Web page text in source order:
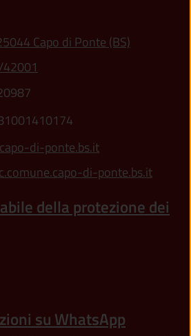
Capo di Ponte (BS)
di-ponte.bs.it
di-ponte.bs.it
della protezione dei
su WhatsApp